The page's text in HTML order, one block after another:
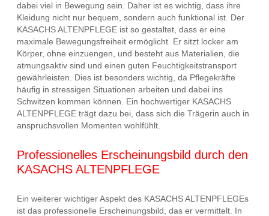
dabei viel in Bewegung sein. Daher ist es wichtig, dass ihre
Kleidung nicht nur bequem, sondern auch funktional ist. Der
KASACHS ALTENPFLEGE ist so gestaltet, dass er eine
maximale Bewegungsfreiheit ermöglicht. Er sitzt locker am
Körper, ohne einzuengen, und besteht aus Materialien, die
atmungsaktiv sind und einen guten Feuchtigkeitstransport
gewährleisten. Dies ist besonders wichtig, da Pflegekräfte
häufig in stressigen Situationen arbeiten und dabei ins
Schwitzen kommen können. Ein hochwertiger KASACHS
ALTENPFLEGE trägt dazu bei, dass sich die Trägerin auch in
anspruchsvollen Momenten wohlfühlt.
Professionelles Erscheinungsbild durch den
KASACHS ALTENPFLEGE
Ein weiterer wichtiger Aspekt des KASACHS ALTENPFLEGEs
ist das professionelle Erscheinungsbild, das er vermittelt. In